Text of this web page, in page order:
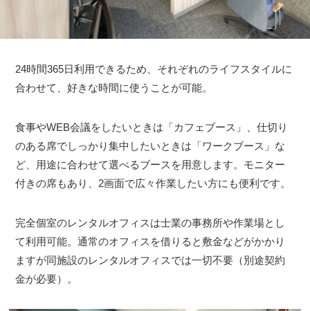
24時間365日利用できるため、それぞれのライフスタイルに
合わせて、好きな時間に使うことが可能。
食事やWEB会議をしたいときは「カフェブース」、仕切り
のある席でしっかり集中したいときは「ワークブース」な
ど、用途に合わせて選べるブースを用意します。モニター
付きの席もあり、2画面で広々作業したい方にも便利です。
完全個室のレンタルオフィスは士業の事務所や作業場とし
て利用可能。通常のオフィスを借りると敷金などがかかり
ますが同施設のレンタルオフィスでは一切不要（別途契約
金が必要）。